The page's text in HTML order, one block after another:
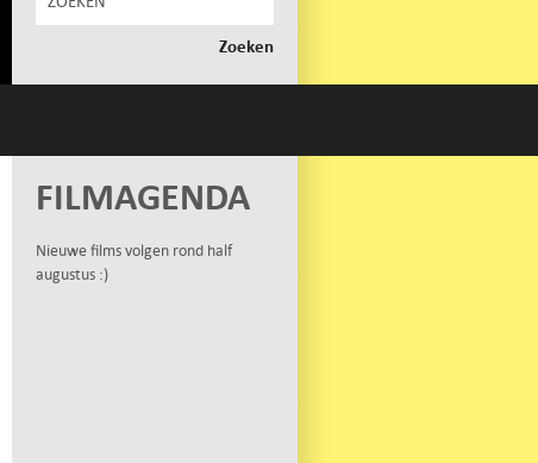
FILMAGENDA
Nieuwe films volgen rond half
augustus :)